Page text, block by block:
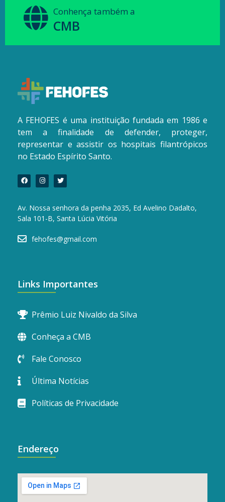
Conhença também a
CMB
A FEHOFES é uma instituição fundada em 1986 e
tem a finalidade de defender, proteger,
representar e assistir os hospitais filantrópicos
no Estado Espírito Santo.
Av. Nossa senhora da penha 2035, Ed Avelino Dadalto,
Sala 101-B, Santa Lúcia Vitória
fehofes@gmail.com
Links Importantes
Prêmio Luiz Nivaldo da Silva
Conheça a CMB
Fale Conosco
Última Notícias
Políticas de Privacidade
Endereço